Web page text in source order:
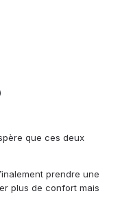
que ces deux
prendre une
plus de confort mais